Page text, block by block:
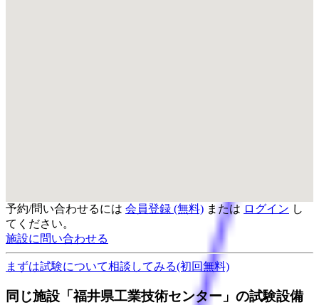
予約/問い合わせるには 会員登録 (無料) または ログイン し
てください。
施設に問い合わせる
まずは試験について相談してみる(初回無料)
同じ施設「福井県工業技術センター」の試験設備